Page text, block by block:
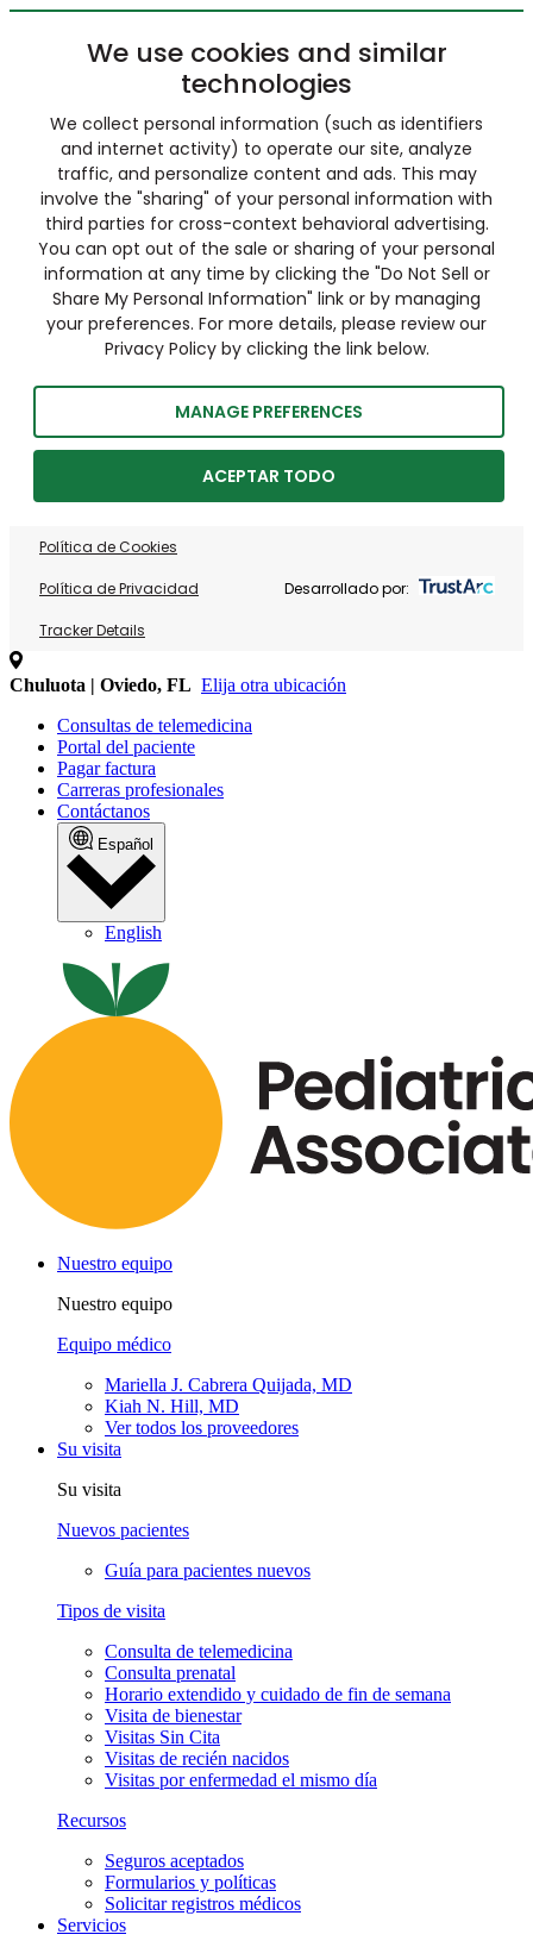
We use cookies and similar
technologies
We collect personal information (such as identifiers
and internet activity) to operate our site, analyze
traffic, and personalize content and ads. This may
involve the "sharing" of your personal information with
third parties for cross-context behavioral advertising.
You can opt out of the sale or sharing of your personal
information at any time by clicking the "Do Not Sell or
Share My Personal Information" link or by managing
your preferences. For more details, please review our
Privacy Policy by clicking the link below.
MANAGE PREFERENCES
ACEPTAR TODO
Política de Cookies
Política de Privacidad
Tracker Details
Desarrollado por:
Chuluota | Oviedo, FL Elija otra ubicación
Consultas de telemedicina
Portal del paciente
Pagar factura
Carreras profesionales
Contáctanos
Español
English
Nuestro equipo
Nuestro equipo
Equipo médico
Mariella J. Cabrera Quijada, MD
Kiah N. Hill, MD
Ver todos los proveedores
Su visita
Su visita
Nuevos pacientes
Guía para pacientes nuevos
Tipos de visita
Consulta de telemedicina
Consulta prenatal
Horario extendido y cuidado de fin de semana
Visita de bienestar
Visitas Sin Cita
Visitas de recién nacidos
Visitas por enfermedad el mismo día
Recursos
Seguros aceptados
Formularios y políticas
Solicitar registros médicos
Servicios